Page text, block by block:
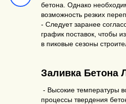
бетона. Однако
возможность резких
- Следует заранее
график поставок, чтобы
в пиковые сезоны
Заливка Бетона
- Высокие температуры
процессы твердения